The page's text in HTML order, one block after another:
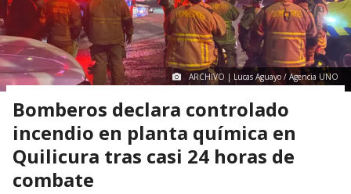
ARCHIVO | Lucas Aguayo / Agencia UNO
Bomberos declara controlado
incendio en planta química en
Quilicura tras casi 24 horas de
combate